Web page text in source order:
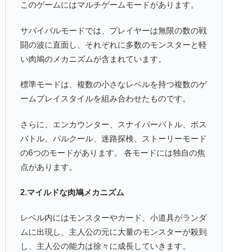
このゲームにはマルチゲームモードがあります。
サバイバルモードでは、プレイヤーは無限の数の戦
闘の波に直面し、それぞれに多数のモンスターと軽
い肉鳩のメカニズムが含まれています。
標準モードは、複数の小さなレベルを持つ複数のゲ
ームプレイスタイルを組み合わせたものです。
さらに、エンカウンター、スナイパーバトル、ボス
バトル、パルクール、迷路探検、ストーリーモード
の6つのモードがあります。 各モードには独自の焦
点があります。
2.マイルドな肉鳩メカニズム
レベル内にはモンスターやカード、小道具がランダ
ムに出現し、主人公の元に大量のモンスターが殺到
し、主人公の能力は徐々に成長していきます。